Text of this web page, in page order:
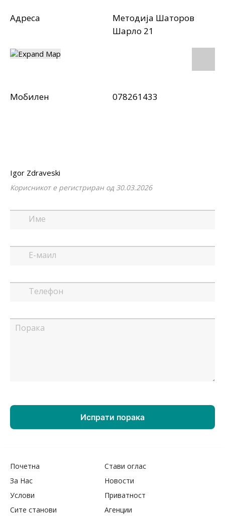
Адреса
Методија Шаторов
Шарло 21
Мобилен 078261433
Igor Zdraveski
Корисникот е регистриран од 30.03.2026
Почетна
Стави оглас
За Нас
Новости
Услови
Приватност
Сите станови
Агенции